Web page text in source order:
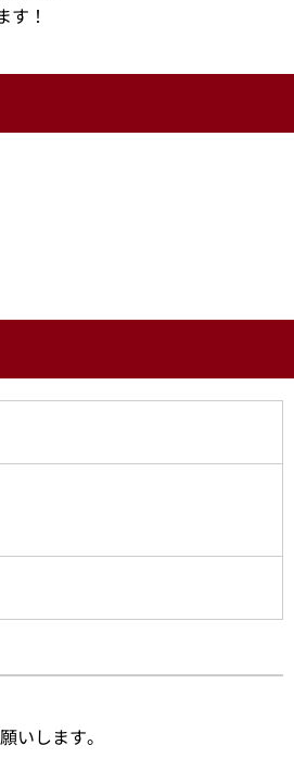
！
いします。